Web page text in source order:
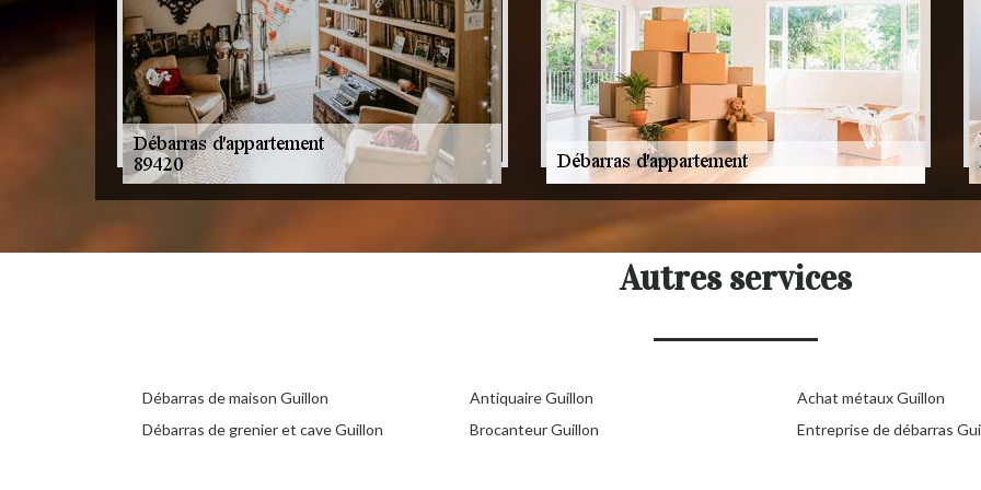
Autres services
Débarras de maison Guillon
Débarras de grenier et cave Guillon
Antiquaire Guillon
Brocanteur Guillon
Achat métaux Guillon
Entreprise de débarras